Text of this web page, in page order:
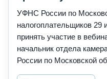
УФНС России по
налогоплательщиков 29
принять участие в
начальник отдела
России по Московской